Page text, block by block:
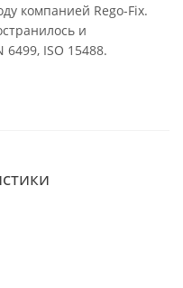
компанией Rego-Fix.
и
ISO 15488.